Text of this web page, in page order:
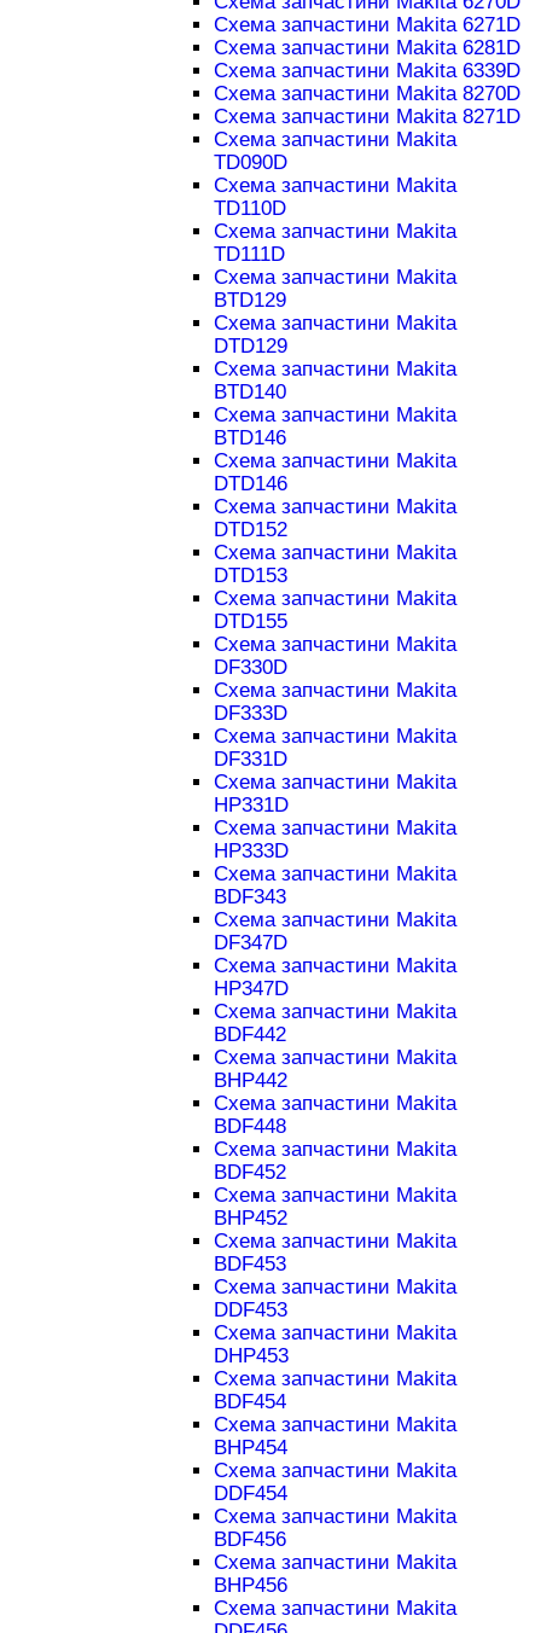
Схема запчастини Makita 6271D
Схема запчастини Makita 6281D
Схема запчастини Makita 6339D
Схема запчастини Makita 8270D
Схема запчастини Makita 8271D
Схема запчастини Makita
TD090D
Схема запчастини Makita
TD110D
Схема запчастини Makita
TD111D
Схема запчастини Makita
BTD129
Схема запчастини Makita
DTD129
Схема запчастини Makita
BTD140
Схема запчастини Makita
BTD146
Схема запчастини Makita
DTD146
Схема запчастини Makita
DTD152
Схема запчастини Makita
DTD153
Схема запчастини Makita
DTD155
Схема запчастини Makita
DF330D
Схема запчастини Makita
DF333D
Схема запчастини Makita
DF331D
Схема запчастини Makita
HP331D
Схема запчастини Makita
HP333D
Схема запчастини Makita
BDF343
Схема запчастини Makita
DF347D
Схема запчастини Makita
HP347D
Схема запчастини Makita
BDF442
Схема запчастини Makita
BHP442
Схема запчастини Makita
BDF448
Схема запчастини Makita
BDF452
Схема запчастини Makita
BHP452
Схема запчастини Makita
BDF453
Схема запчастини Makita
DDF453
Схема запчастини Makita
DHP453
Схема запчастини Makita
BDF454
Схема запчастини Makita
BHP454
Схема запчастини Makita
DDF454
Схема запчастини Makita
BDF456
Схема запчастини Makita
BHP456
Схема запчастини Makita